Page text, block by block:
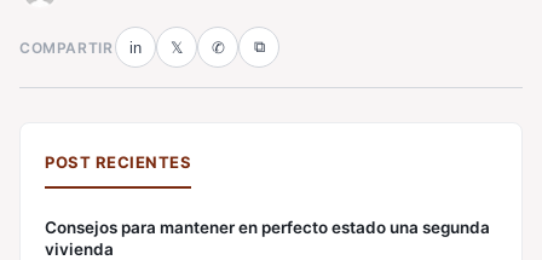
COMPARTIR in 𝕏 ✆ ⧉
POST RECIENTES
Consejos para mantener en perfecto estado una segunda
vivienda